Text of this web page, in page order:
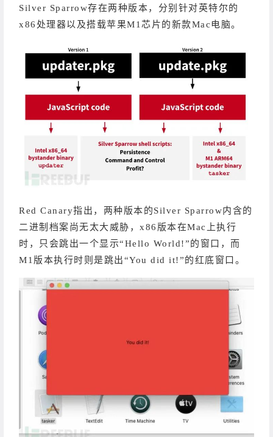
Silver Sparrow存在两种版本，分别针对英特尔的
x86处理器以及搭载苹果M1芯片的新款Mac电脑。
Red Canary指出，两种版本的Silver Sparrow内含的
二进制档案尚无太大威胁，x86版本在Mac上执行
时，只会跳出一个显示“Hello World!”的窗口，而
M1版本执行时则是跳出“You did it!”的红底窗口。